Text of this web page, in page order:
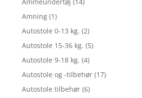
Amning (1)
Autostole 0-13 kg. (2)
Autostole 15-36 kg. (5)
Autostole 9-18 kg. (4)
Autostole og -tilbehør (17)
Autostole tilbehør (6)